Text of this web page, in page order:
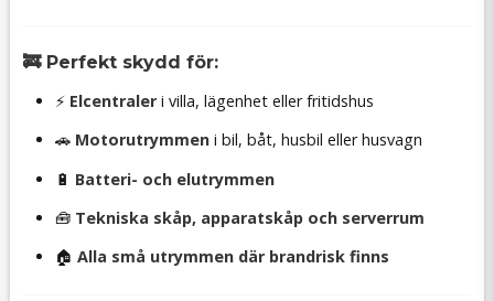
🚒 Perfekt skydd för:
⚡ Elcentraleri villa, lägenhet eller fritidshus
🚗 Motorutrymmeni bil, båt, husbil eller husvagn
🔋 Batteri- och elutrymmen
🧰 Tekniska skåp, apparatskåp och serverrum
🏠 Alla små utrymmen där brandrisk finns